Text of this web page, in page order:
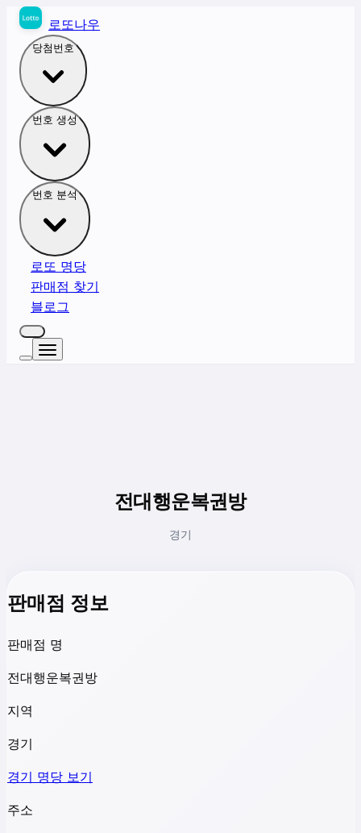
로또나우
당첨번호
번호 생성
번호 분석
로또 명당
판매점 찾기
블로그
전대행운복권방
경기
판매점 정보
판매점 명
전대행운복권방
지역
경기
경기 명당 보기
주소